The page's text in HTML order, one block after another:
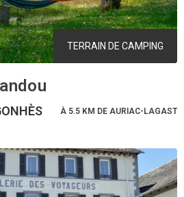
TERRAIN DE CAMPING
À 5.5 KM DE AURIAC-LAGAST